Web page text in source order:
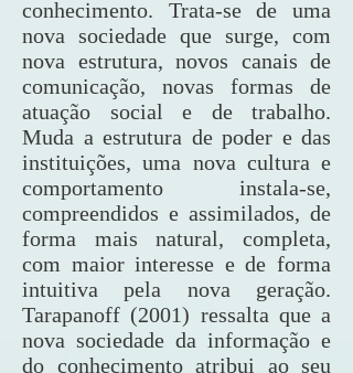
conhecimento. Trata-se de uma
nova sociedade que surge, com
nova estrutura, novos canais de
comunicação, novas formas de
atuação social e de trabalho.
Muda a estrutura de poder e das
instituições, uma nova cultura e
comportamento instala-se,
compreendidos e assimilados, de
forma mais natural, completa,
com maior interesse e de forma
intuitiva pela nova geração.
Tarapanoff (2001) ressalta que a
nova sociedade da informação e
do conhecimento atribui ao seu